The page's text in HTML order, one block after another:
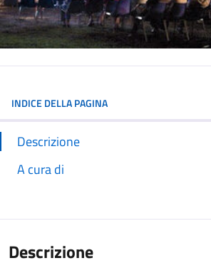
INDICE DELLA PAGINA
Descrizione
A cura di
Descrizione